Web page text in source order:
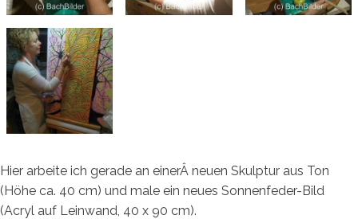
Hier arbeite ich gerade an einerÂ neuen Skulptur aus Ton
(Höhe ca. 40 cm) und male ein neues Sonnenfeder-Bild
(Acryl auf Leinwand, 40 x 90 cm).